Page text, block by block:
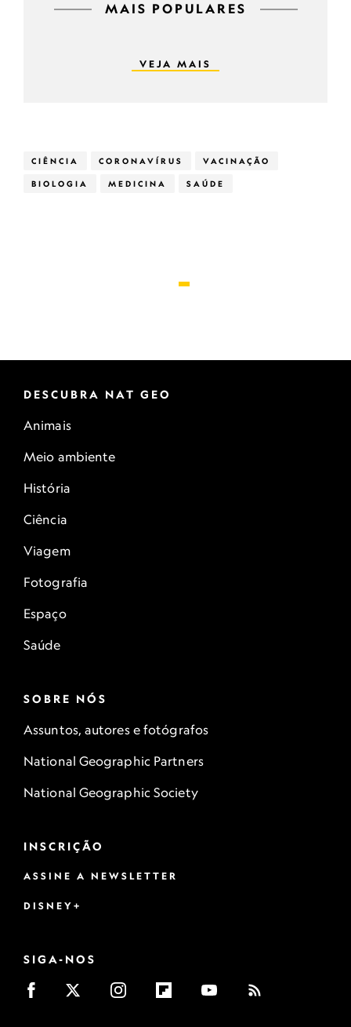
MAIS POPULARES
VEJA MAIS
CIÊNCIA CORONAVÍRUS VACINAÇÃO
BIOLOGIA MEDICINA SAÚDE
DESCUBRA NAT GEO
Animais
Meio ambiente
História
Ciência
Viagem
Fotografia
Espaço
Saúde
SOBRE NÓS
Assuntos, autores e fotógrafos
National Geographic Partners
National Geographic Society
INSCRIÇÃO
ASSINE A NEWSLETTER
DISNEY+
SIGA-NOS